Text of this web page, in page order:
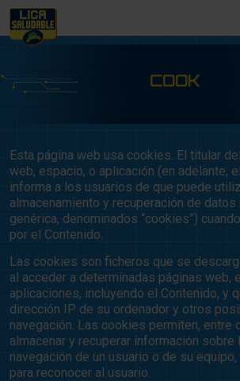
COOKIE
Esta página web usa cookies. El titular
web, espacio, o aplicación (en adelante,
informa a los usuarios de que puede
almacenamiento y recuperación de datos
genérica, denominados “cookies”)
por el Contenido.
Las cookies son ficheros que se
al acceder a determinadas páginas web,
aplicaciones, incluyendo el Contenido, y
dirección IP de su ordenador y otros
navegación. Las cookies permiten, entre
almacenar y recuperar información
navegación de un usuario o de su
para reconocer al usuario.